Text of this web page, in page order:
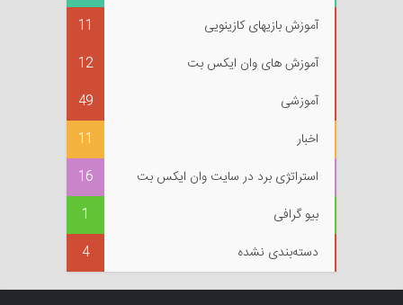
آموزش بازیهای کازینویی
11
آموزش های وان ایکس بت
12
آموزشی
49
اخبار
11
استراتژی برد در سایت وان ایکس بت
16
بیو گرافی
1
دسته‌بندی نشده
4